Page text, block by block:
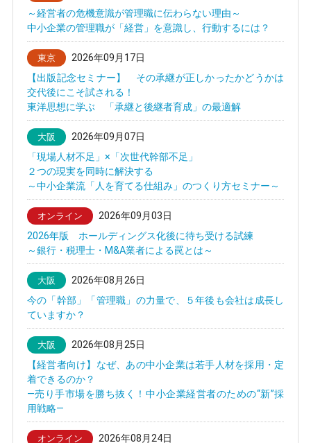
～経営者の危機意識が管理職に伝わらない理由～
中小企業の管理職が「経営」を意識し、行動するには？
東京
2026年09月17日
【出版記念セミナー】 その承継が正しかったかどうかは
交代後にこそ試される！
東洋思想に学ぶ 「承継と後継者育成」の最適解
大阪
2026年09月07日
「現場人材不足」×「次世代幹部不足」
２つの現実を同時に解決する
～中小企業流「人を育てる仕組み」のつくり方セミナー～
オンライン
2026年09月03日
2026年版 ホールディングス化後に待ち受ける試練
～銀行・税理士・M&A業者による罠とは～
大阪
2026年08月26日
今の「幹部」「管理職」の力量で、５年後も会社は成長し
ていますか？
大阪
2026年08月25日
【経営者向け】なぜ、あの中小企業は若手人材を採用・定
着できるのか？
—売り手市場を勝ち抜く！中小企業経営者のための“新”採
用戦略—
オンライン
2026年08月24日